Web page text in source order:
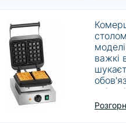
важкі
дві